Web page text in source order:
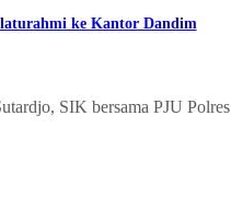
ke Kantor Dandim
SIK bersama PJU Polres